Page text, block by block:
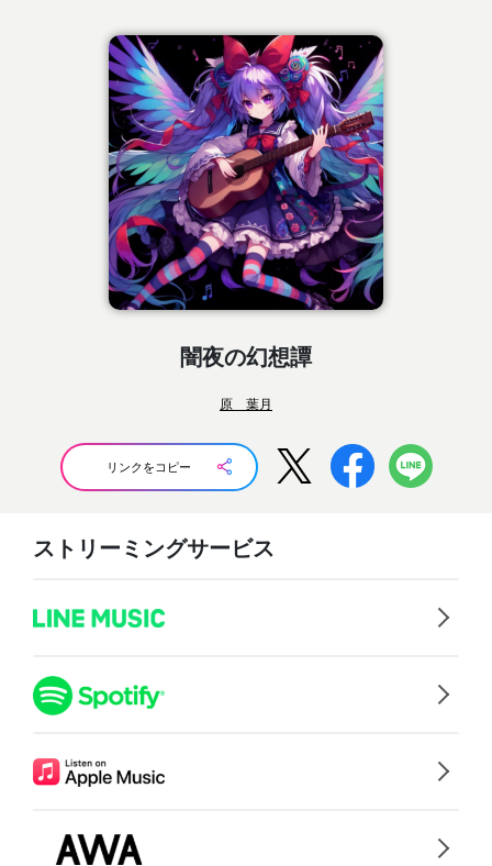
闇夜の幻想譚
原 葉月
リンクをコピー
ストリーミングサービス